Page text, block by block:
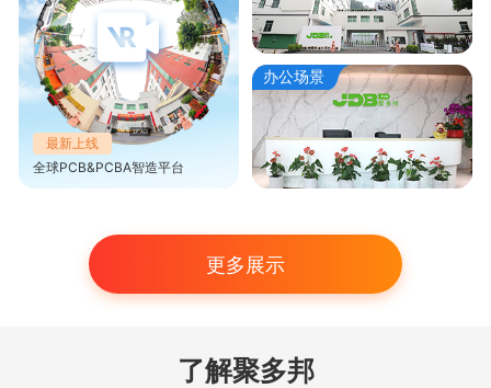
最新上线
全球PCB&PCBA智造平台
办公场景
更多展示
了解聚多邦